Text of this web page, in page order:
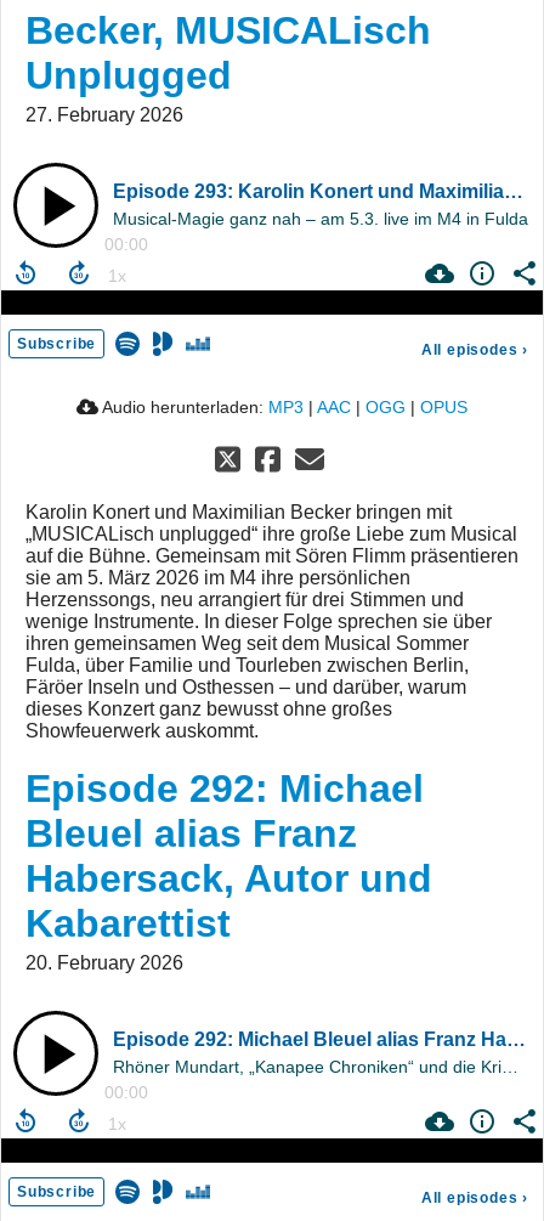
Becker, MUSICALisch
Unplugged
27. February 2026
Episode 293: Karolin Konert und Maximilian Becker, MUSICALisch Unplugged
Musical-Magie ganz nah – am 5.3. live im M4 in Fulda
00:00
Subscribe All episodes ›
Audio herunterladen: MP3 | AAC | OGG | OPUS
Karolin Konert und Maximilian Becker bringen mit
„ΜUSICALisch unplugged“ ihre große Liebe zum Musical
auf die Bühne. Gemeinsam mit Sören Flimm präsentieren
sie am 5. März 2026 im M4 ihre persönlichen
Herzenssongs, neu arrangiert für drei Stimmen und
wenige Instrumente. In dieser Folge sprechen sie über
ihren gemeinsamen Weg seit dem Musical Sommer
Fulda, über Familie und Tourleben zwischen Berlin,
Färöer Inseln und Osthessen – und darüber, warum
dieses Konzert ganz bewusst ohne großes
Showfeuerwerk auskommt.
Episode 292: Michael
Bleuel alias Franz
Habersack, Autor und
Kabarettist
20. February 2026
Episode 292: Michael Bleuel alias Franz Habersack, Autor und Kabarettist
00:00
Subscribe All episodes ›